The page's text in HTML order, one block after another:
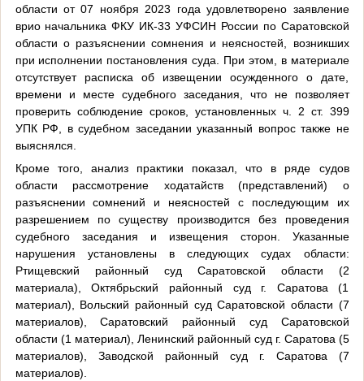
области от 07 ноября 2023 года удовлетворено заявление
врио начальника ФКУ ИК-33 УФСИН России по Саратовской
области о разъяснении сомнения и неясностей, возникших
при исполнении постановления суда. При этом, в материале
отсутствует расписка об извещении осужденного о дате,
времени и месте судебного заседания, что не позволяет
проверить соблюдение сроков, установленных ч. 2 ст. 399
УПК РФ, в судебном заседании указанный вопрос также не
выяснялся.
Кроме того, анализ практики показал, что в ряде судов
области рассмотрение ходатайств (представлений) о
разъяснении сомнений и неясностей с последующим их
разрешением по существу производится без проведения
судебного заседания и извещения сторон. Указанные
нарушения установлены в следующих судах области:
Ртищевский районный суд Саратовской области (2
материала), Октябрьский районный суд г. Саратова (1
материал), Вольский районный суд Саратовской области (7
материалов), Саратовский районный суд Саратовской
области (1 материал), Ленинский районный суд г. Саратова (5
материалов), Заводской районный суд г. Саратова (7
материалов).